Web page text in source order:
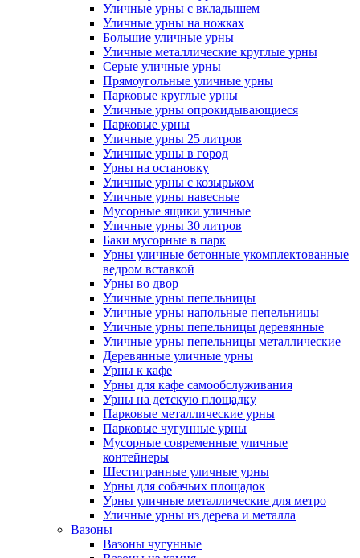
Уличные урны с вкладышем
Уличные урны на ножках
Большие уличные урны
Уличные металлические круглые урны
Серые уличные урны
Прямоугольные уличные урны
Парковые круглые урны
Уличные урны опрокидывающиеся
Парковые урны
Уличные урны 25 литров
Уличные урны в город
Урны на остановку
Уличные урны с козырьком
Уличные урны навесные
Мусорные ящики уличные
Уличные урны 30 литров
Баки мусорные в парк
Урны уличные бетонные укомплектованные
ведром вставкой
Урны во двор
Уличные урны пепельницы
Уличные урны напольные пепельницы
Уличные урны пепельницы деревянные
Уличные урны пепельницы металлические
Деревянные уличные урны
Урны к кафе
Урны для кафе самообслуживания
Урны на детскую площадку
Парковые металлические урны
Парковые чугунные урны
Мусорные современные уличные
контейнеры
Шестигранные уличные урны
Урны для собачьих площадок
Урны уличные металлические для метро
Уличные урны из дерева и металла
Вазоны
Вазоны чугунные